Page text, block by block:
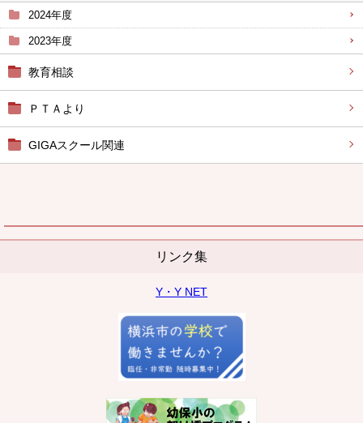
2024年度
2023年度
教育相談
ＰＴＡより
GIGAスクール関連
リンク集
Y・Y NET